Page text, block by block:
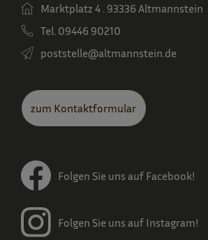
Marktplatz 4 . 93336 Altmannstein
Tel. 09446 90210
poststelle­@altmannstein.de
zum Kontaktformular
Folgen Sie uns auf Facebook!
Folgen Sie uns auf Instagram!